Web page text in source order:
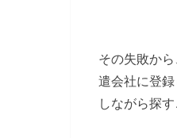
その失敗か
遣会社に登
しながら探